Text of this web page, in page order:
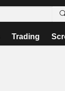
Trading